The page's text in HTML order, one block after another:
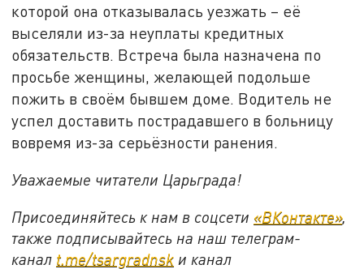
которой она отказывалась уезжать – её
выселяли из-за неуплаты кредитных
обязательств. Встреча была назначена по
просьбе женщины, желающей подольше
пожить в своём бывшем доме. Водитель не
успел доставить пострадавшего в больницу
вовремя из-за серьёзности ранения.
Уважаемые читатели Царьграда!
Присоединяйтесь к нам в соцсети «ВКонтакте»,
также подписывайтесь на наш телеграм-
канал t.me/tsargradnsk и канал